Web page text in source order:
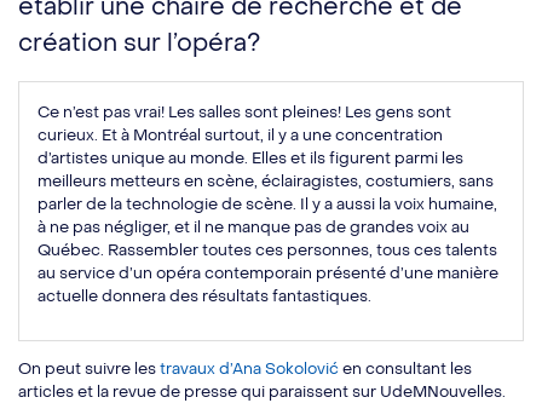
établir une chaire de recherche et de
création sur l’opéra?
Ce n’est pas vrai! Les salles sont pleines! Les gens sont
curieux. Et à Montréal surtout, il y a une concentration
d’artistes unique au monde. Elles et ils figurent parmi les
meilleurs metteurs en scène, éclairagistes, costumiers, sans
parler de la technologie de scène. Il y a aussi la voix humaine,
à ne pas négliger, et il ne manque pas de grandes voix au
Québec. Rassembler toutes ces personnes, tous ces talents
au service d’un opéra contemporain présenté d’une manière
actuelle donnera des résultats fantastiques.
On peut suivre lestravaux d’Ana Sokolovićen consultant les
articles et la revue de presse qui paraissent sur UdeMNouvelles.